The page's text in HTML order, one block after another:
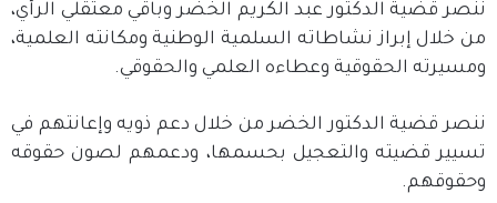
ننصر قضية الدكتور عبد الكريم الخضر وباقي معتقلي الرأي،
من خلال إبراز نشاطاته السلمية الوطنية ومكانته العلمية،
ومسيرته الحقوقية وعطاءه العلمي والحقوقي.
ننصر قضية الدكتور الخضر من خلال دعم ذويه وإعانتهم في
تسيير قضيته والتعجيل بحسمها، ودعمهم لصون حقوقه
وحقوقهم.